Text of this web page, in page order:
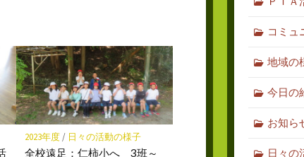
2023年度/ 日々の活動の様子
全校遠足：仁柿小へ 3班～
コミュ
地域の
今日の
お知ら
日々の